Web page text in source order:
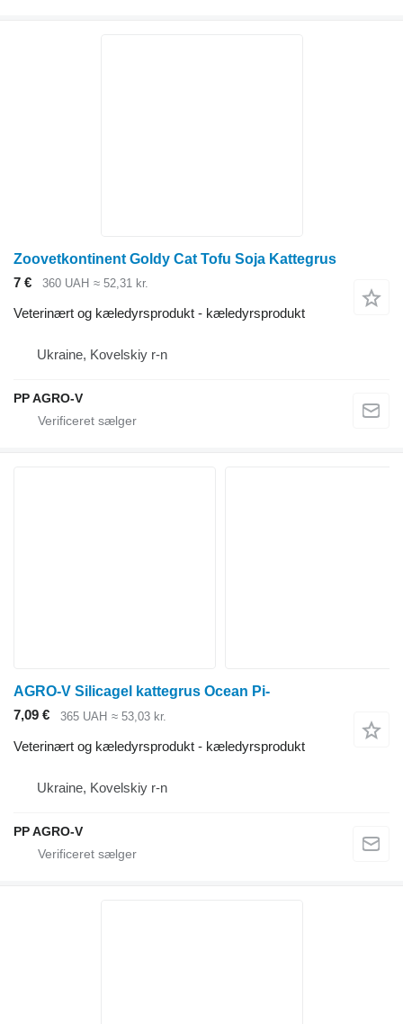
Zoovetkontinent Goldy Cat Tofu Soja Kattegrus
7 €
360 UAH ≈ 52,31 kr.
Veterinært og kæledyrsprodukt - kæledyrsprodukt
Ukraine, Kovelskiy r-n
PP AGRO-V
AGRO-V Silicagel kattegrus Ocean Pi-
7,09 €
365 UAH ≈ 53,03 kr.
Veterinært og kæledyrsprodukt - kæledyrsprodukt
Ukraine, Kovelskiy r-n
PP AGRO-V